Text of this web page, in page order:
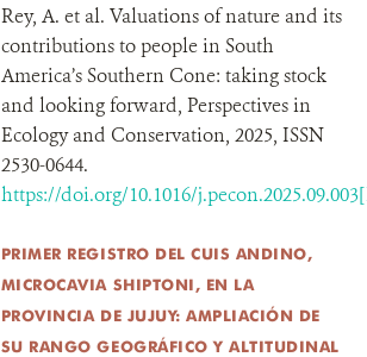
Rey, A. et al. Valuations of nature and its
contributions to people in South
America’s Southern Cone: taking stock
and looking forward, Perspectives in
Ecology and Conservation, 2025, ISSN
2530-0644.
https://doi.org/10.1016/
PRIMER REGISTRO DEL CUIS ANDINO,
MICROCAVIA SHIPTONI, EN LA
PROVINCIA DE JUJUY: AMPLIACIÓN DE
SU RANGO GEOGRÁFICO Y ALTITUDINAL